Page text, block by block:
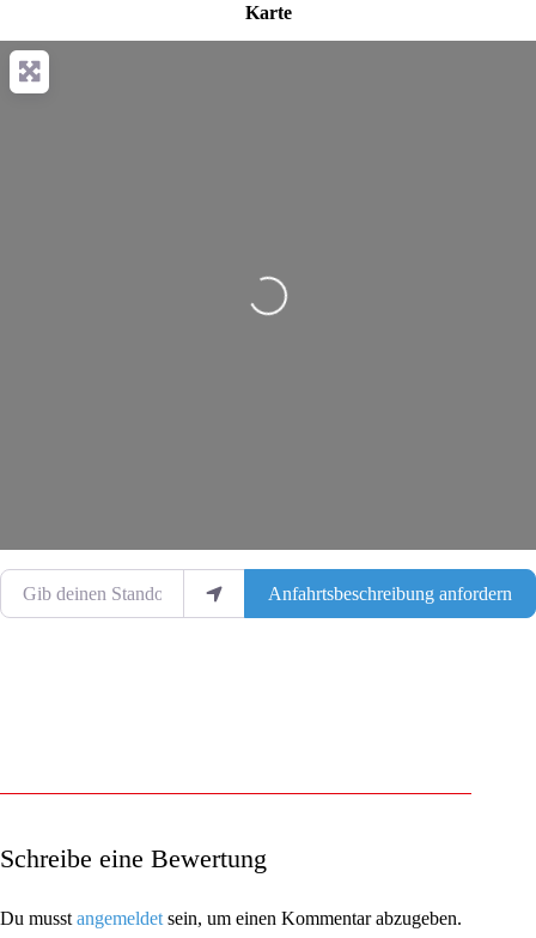
Karte
Wird geladen …
Gib deinen Standort ein.
Anfahrtsbeschreibung anfordern
Schreibe eine Bewertung
Du musst angemeldet sein, um einen Kommentar abzugeben.